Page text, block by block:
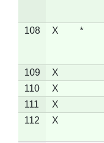
108 X *
109 X
110
X
111
X
112
X